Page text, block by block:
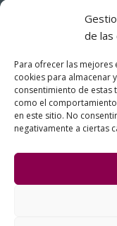
de las
Para ofrecer las
cookies para almacenar
consentimiento de
como el
en este sitio. No
negativamente a ciertas
Regional 2021-
© Copyright - FIASA,